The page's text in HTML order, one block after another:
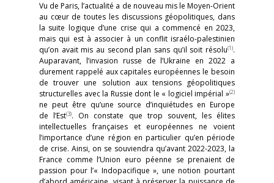
Vu de Paris, l’actualité a de nouveau mis le Moyen-Orient
au cœur de toutes les discussions géopolitiques, dans
la suite logique d’une crise qui a commencé en 2023,
mais qui est à associer à un conflit israélo-palestinien
qu’on avait mis au second plan sans qu’il soit résolu(1).
Auparavant, l’invasion russe de l’Ukraine en 2022 a
durement rappelé aux capitales européennes le besoin
de trouver une solution aux tensions géopolitiques
structurelles avec la Russie dont le « logiciel impérial »(2)
ne peut être qu’une source d’inquiétudes en Europe
de l’Est(3). On constate que trop souvent, les élites
intellectuelles françaises et européennes ne voient
l’importance d’une région en particulier qu’en période
de crise. Ainsi, on se souviendra qu’avant 2022-2023, la
France comme l’Union euro péenne se prenaient de
passion pour l’« Indopacifique », une notion pourtant